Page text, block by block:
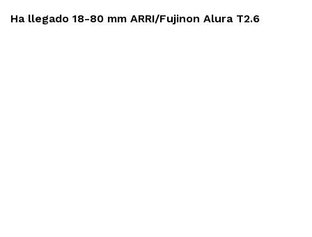
Ha llegado 18-80 mm ARRI/Fujinon Alura T2.6